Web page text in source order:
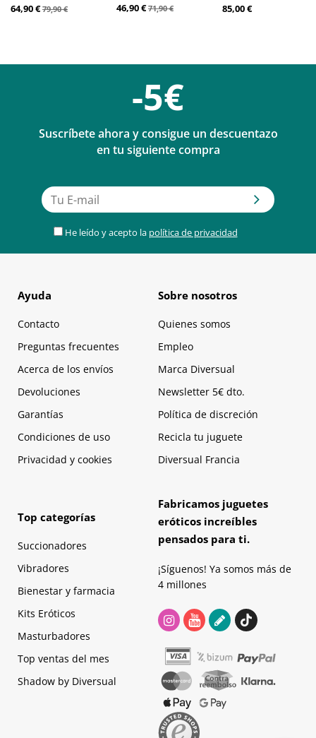
64,90 €79,90 € 46,90 €71,90 € 85,00 €
-5€
Suscríbete ahora y consigue un descuentazo
en tu siguiente compra
He leído y acepto la política de privacidad
Ayuda
Contacto
Preguntas frecuentes
Acerca de los envíos
Devoluciones
Garantías
Condiciones de uso
Privacidad y cookies
Sobre nosotros
Quienes somos
Empleo
Marca Diversual
Newsletter 5€ dto.
Política de discreción
Recicla tu juguete
Diversual Francia
Top categorías
Succionadores
Vibradores
Bienestar y farmacia
Kits Eróticos
Masturbadores
Top ventas del mes
Shadow by Diversual
Fabricamos juguetes
eróticos increíbles
pensados para ti.
¡Síguenos! Ya somos más de
4 millones